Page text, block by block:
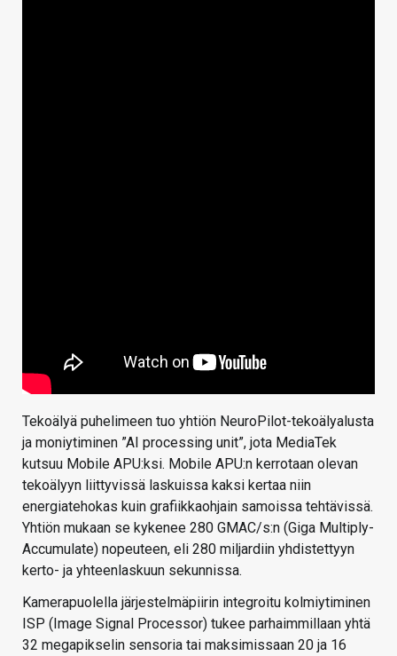
Tekoälyä puhelimeen tuo yhtiön NeuroPilot-tekoälyalusta
ja moniytiminen ”AI processing unit”, jota MediaTek
kutsuu Mobile APU:ksi. Mobile APU:n kerrotaan olevan
tekoälyyn liittyvissä laskuissa kaksi kertaa niin
energiatehokas kuin grafiikkaohjain samoissa tehtävissä.
Yhtiön mukaan se kykenee 280 GMAC/s:n (Giga Multiply-
Accumulate) nopeuteen, eli 280 miljardiin yhdistettyyn
kerto- ja yhteenlaskuun sekunnissa.
Kamerapuolella järjestelmäpiirin integroitu kolmiytiminen
ISP (Image Signal Processor) tukee parhaimmillaan yhtä
32 megapikselin sensoria tai maksimissaan 20 ja 16